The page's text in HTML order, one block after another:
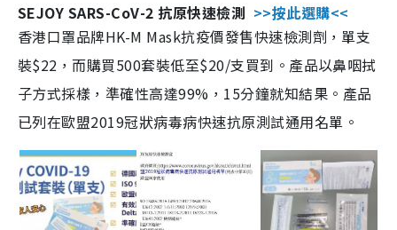
SEJOY SARS-CoV-2 抗原快速檢測 >>按此選購<<
香港口罩品牌HK-M Mask抗疫價發售快速檢測劑，單支
裝$22，而購買500套裝低至$20/支買到。產品以鼻咽拭
子方式採樣，準確性高達99%，15分鐘就知結果。產品
已列在歐盟2019冠狀病毒病快速抗原測試通用名單。